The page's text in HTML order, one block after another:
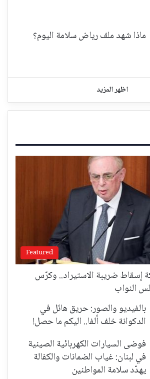
ماذا شهد ملف رياض سلامة اليوم؟
اظهر المزيد
Featured
إسقاط ضريبة الاستيراد.. وكرّس
النواب
بالفيديو والصور: حريق هائل في
الدكوانة خلف ألفا.. اليكم ما حصل!
فوضى السيارات الكهربائية الصينية
في لبنان: غياب الضمانات والكفالة
يهدّد سلامة المواطنين